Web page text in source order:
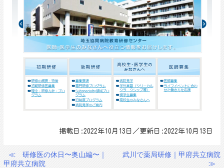
掲載日:2022年10月13日／更新日:2022年10月13日
投≪
研修医の休日〜奥山編〜｜
甲府共立病院
武川で薬局研修｜甲府共立病院
≫